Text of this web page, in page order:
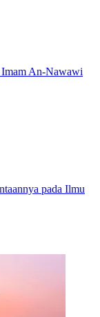
An-Nawawi
pada Ilmu